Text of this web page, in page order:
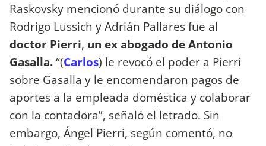
Raskovsky mencionó durante su diálogo con
Rodrigo Lussich y Adrián Pallares fue al
doctor Pierri, un ex abogado de Antonio
Gasalla.“(Carlos) le revocó el poder a Pierri
sobre Gasalla y le encomendaron pagos de
aportes a la empleada doméstica y colaborar
con la contadora”, señaló el letrado. Sin
embargo, Ángel Pierri, según comentó, no